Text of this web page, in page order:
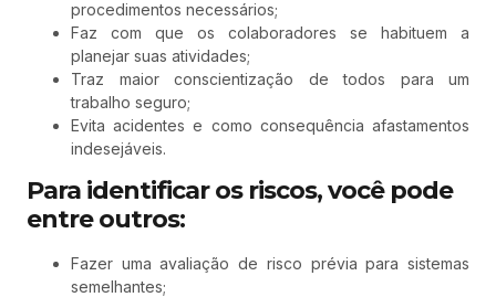
procedimentos necessários;
Faz com que os colaboradores se habituem a
planejar suas atividades;
Traz maior conscientização de todos para um
trabalho seguro;
Evita acidentes e como consequência afastamentos
indesejáveis.
Para identificar os riscos, você pode
entre outros:
Fazer uma avaliação de risco prévia para sistemas
semelhantes;